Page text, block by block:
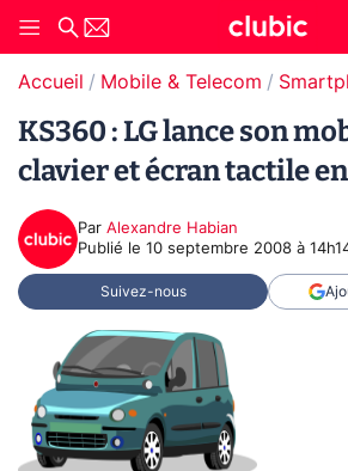
Accueil Mobile & Telecom
KS360 : LG lance son
clavier et écran tactile
Par Alexandre Habian
Publié le 10 septembre 2008 à
Suivez-nous